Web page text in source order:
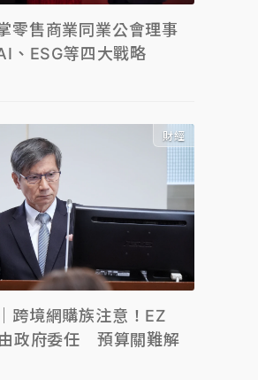
零售商業同業公會理事
ESG等四大戰略
財經
跨境網購族注意！EZ
政府委任 預算關難解